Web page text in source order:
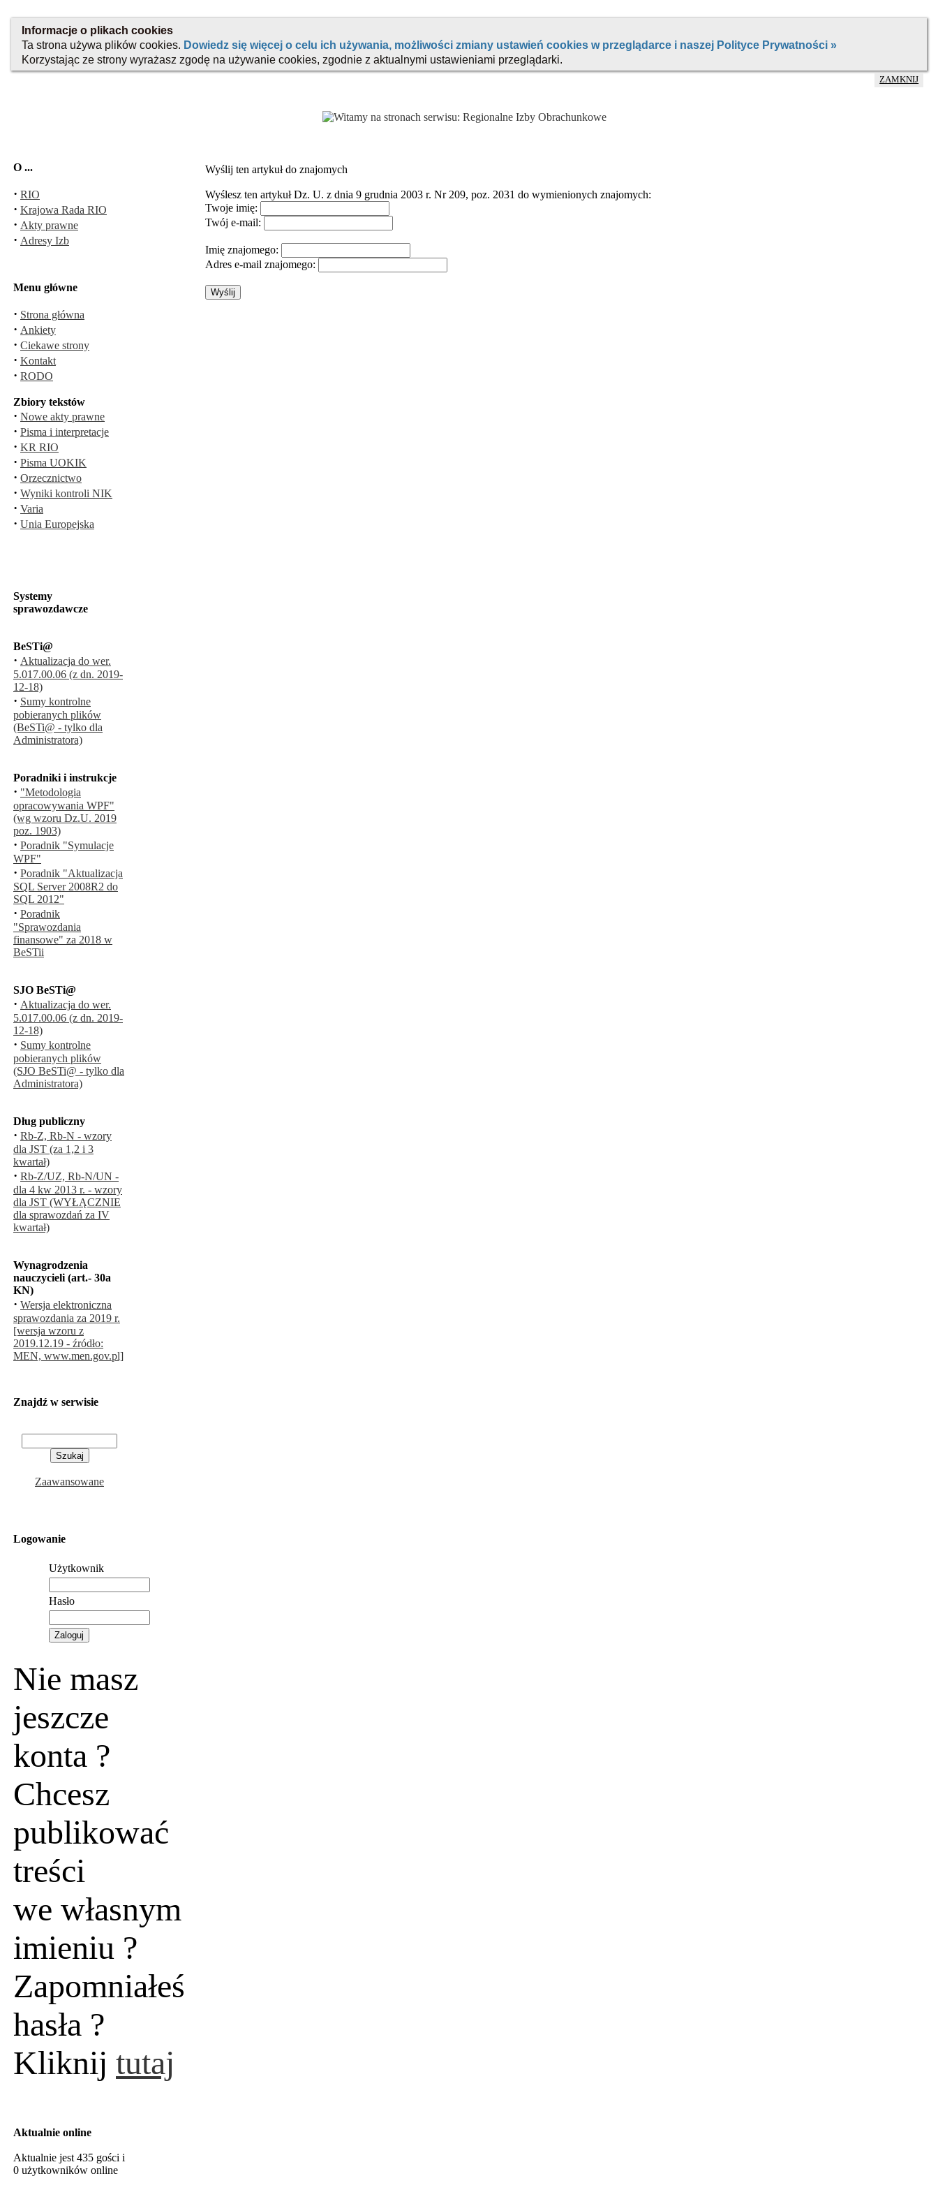
ZAMKNIJ
O ...
· RIO
· Krajowa Rada RIO
· Akty prawne
· Adresy Izb
Menu główne
· Strona główna
· Ankiety
· Ciekawe strony
· Kontakt
· RODO
Zbiory tekstów
· Nowe akty prawne
· Pisma i interpretacje
· KR RIO
· Pisma UOKIK
· Orzecznictwo
· Wyniki kontroli NIK
· Varia
· Unia Europejska
Systemy
sprawozdawcze
BeSTi@
· Aktualizacja do wer.
5.017.00.06 (z dn. 2019-
12-18)
· Sumy kontrolne
pobieranych plików
(BeSTi@ - tylko dla
Administratora)
Poradniki i instrukcje
· "Metodologia
opracowywania WPF"
(wg wzoru Dz.U. 2019
poz. 1903)
· Poradnik "Symulacje
WPF"
· Poradnik "Aktualizacja
SQL Server 2008R2 do
SQL 2012"
· Poradnik
"Sprawozdania
finansowe" za 2018 w
BeSTii
SJO BeSTi@
· Aktualizacja do wer.
5.017.00.06 (z dn. 2019-
12-18)
· Sumy kontrolne
pobieranych plików
(SJO BeSTi@ - tylko dla
Administratora)
Dług publiczny
· Rb-Z, Rb-N - wzory
dla JST (za 1,2 i 3
kwartał)
· Rb-Z/UZ, Rb-N/UN -
dla 4 kw 2013 r. - wzory
dla JST (WYŁĄCZNIE
dla sprawozdań za IV
kwartał)
Wynagrodzenia
nauczycieli (art.- 30a
KN)
· Wersja elektroniczna
sprawozdania za 2019 r.
[wersja wzoru z
2019.12.19 - źródło:
MEN, www.men.gov.pl]
Znajdź w serwisie
Zaawansowane
Logowanie
Użytkownik
Hasło
Nie masz
jeszcze
konta ?
Chcesz
publikować
treści
we własnym
imieniu ?
Zapomniałeś
hasła ?
Kliknij tutaj
Aktualnie online
Aktualnie jest 435 gości i
0 użytkowników online
Wyślij ten artykuł do znajomych
Wyślesz ten artykułDz. U. z dnia 9 grudnia 2003 r. Nr 209, poz. 2031 do wymienionych znajomych:
Twoje imię:
Twój e-mail:
Imię znajomego:
Adres e-mail znajomego: